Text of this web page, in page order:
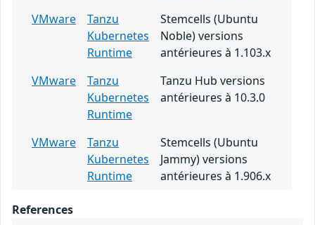
VMware
Tanzu
Kubernetes
Runtime
Stemcells (Ubuntu
Noble) versions
antérieures à 1.103.x
VMware
Tanzu
Kubernetes
Runtime
Tanzu Hub versions
antérieures à 10.3.0
VMware
Tanzu
Kubernetes
Runtime
Stemcells (Ubuntu
Jammy) versions
antérieures à 1.906.x
References